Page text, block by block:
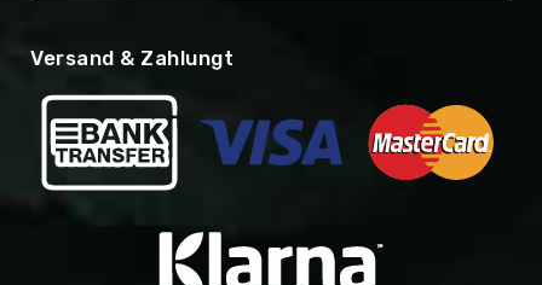
Versand & Zahlungt